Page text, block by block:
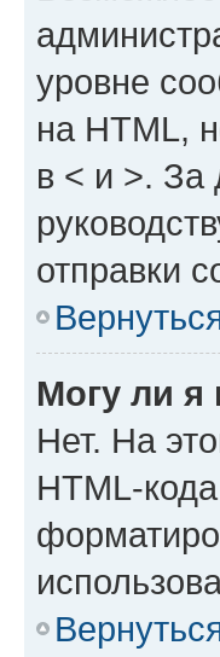
уровне
на HTML,
в < и >. За
отправки
Могу ли я
Нет. На
HTML-